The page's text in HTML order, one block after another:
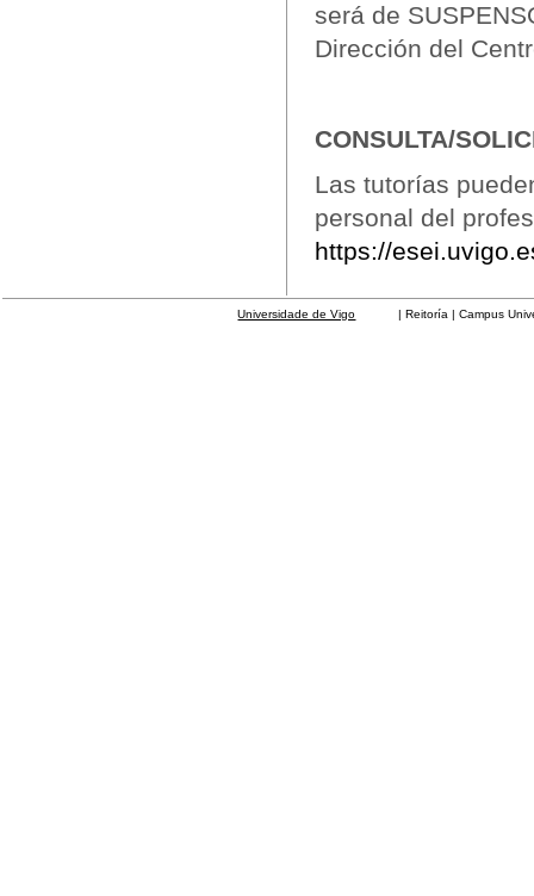
será de
Dirección del
CONSULTA/
Las tutorías
personal del
https://
Universidade de Vigo | Reitoría | Campus